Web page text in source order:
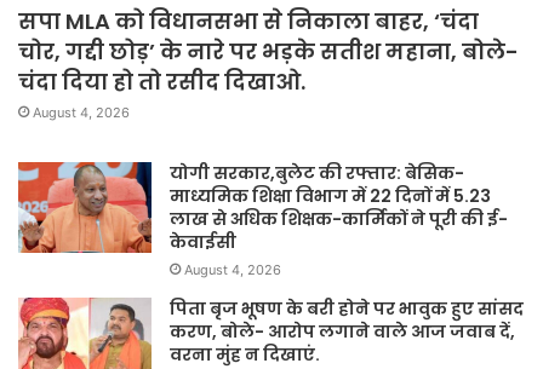
सपा MLA को विधानसभा से निकाला बाहर, ‘चंदा
चोर, गद्दी छोड़’ के नारे पर भड़के सतीश महाना, बोले-
चंदा दिया हो तो रसीद दिखाओ.
August 4, 2026
योगी सरकार,बुलेट की रफ्तार: बेसिक-
माध्यमिक शिक्षा विभाग में 22 दिनों में 5.23
लाख से अधिक शिक्षक-कार्मिकों ने पूरी की ई-
केवाईसी
August 4, 2026
पिता बृज भूषण के बरी होने पर भावुक हुए सांसद
करण, बोले- आरोप लगाने वाले आज जवाब दें,
वरना मुंह न दिखाएं.